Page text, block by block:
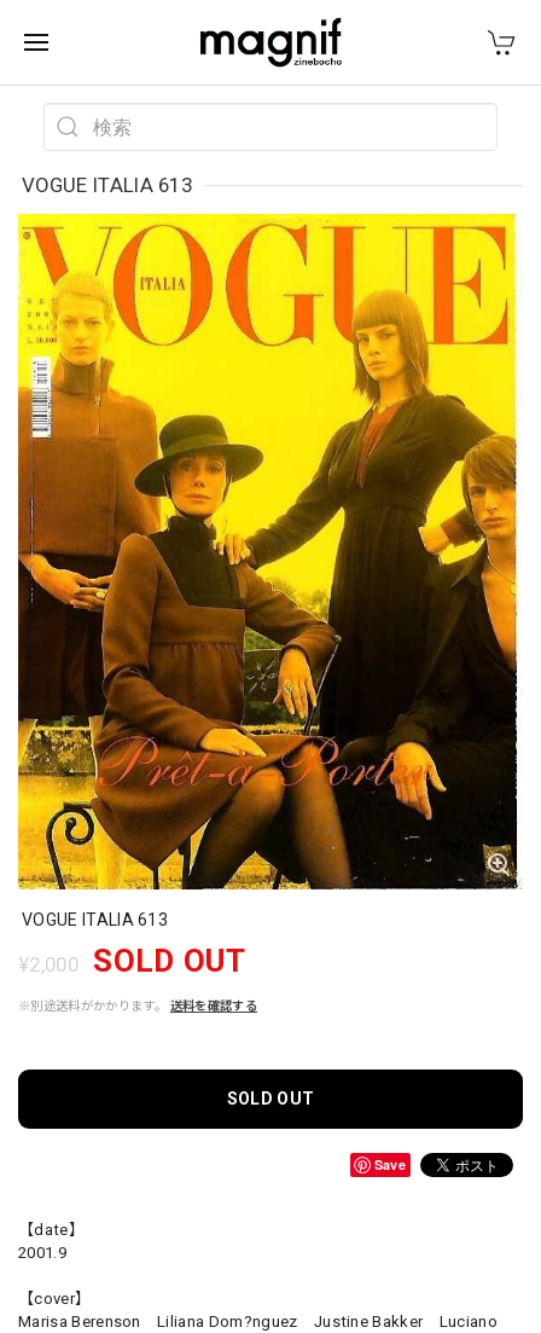
VOGUE ITALIA 613
VOGUE ITALIA 613
¥2,000 SOLD OUT
※別途送料がかかります。 送料を確認する
SOLD OUT
Save
【date】
2001.9
【cover】
Marisa Berenson Liliana Dom?nguez Justine Bakker Luciano